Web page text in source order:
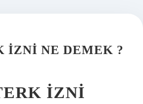
IZNI NE DEMEK ?
İZNI